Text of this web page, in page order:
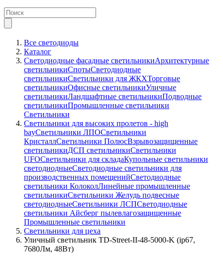
Все светодиоды
Каталог
Светодиодные фасадные светильникиАрхитектурные
светильникиСпотыСветодиодные
светильникиСветильники для ЖКХТорговые
светильникиОфисные светильникиУличные
светильникиЛандшафтные светильникиПодводные
светильникиПромышленные светильники
Светильники
Светильники для высоких пролетов - high
bayСветильники ЛПОСветильники
КристаллСветильники ПолюсВзрывозащищенные
светильникиДСП светильникиСветильники
UFOСветильники для складаКупольные светильники
светодиодныеСветодиодные светильники для
производственных помещенийСветодиодные
светильники КолоколЛинейные промышленные
светильникиСветильники Желудь подвесные
светодиодныеСветильники ЛСПСветодиодные
светильники Айсберг пылевлагозащищенные
Промышленные светильники
Светильники для цеха
Уличный светильник TD-Street-II-48-5000-K (ip67,
7680Лм, 48Вт)